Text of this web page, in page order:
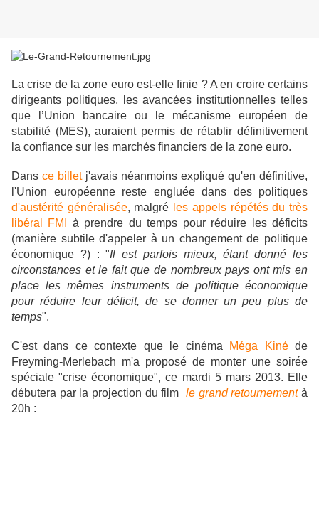
La crise de la zone euro est-elle finie ? A en croire certains
dirigeants politiques, les avancées institutionnelles telles
que l’Union bancaire ou le mécanisme européen de
stabilité (MES), auraient permis de rétablir définitivement
la confiance sur les marchés financiers de la zone euro.
Dans ce billetj'avais néanmoins expliqué qu'en définitive,
l'Union européenne reste engluée dans des politiques
d'austérité généralisée, malgré les appels répétés du très
libéral FMI
à prendre du temps pour réduire les déficits
(manière subtile d'appeler à un changement de politique
économique ?) : "Il est parfois mieux, étant donné les
circonstances et le fait que de nombreux pays ont mis en
place les mêmes instruments de politique économique
pour réduire leur déficit, de se donner un peu plus de
temps".
C'est dans ce contexte que le cinéma Méga Kinéde
Freyming-Merlebach m'a proposé de monter une soirée
spéciale "crise économique", ce mardi 5 mars 2013. Elle
débutera par la projection du film le grand retournementà
20h :